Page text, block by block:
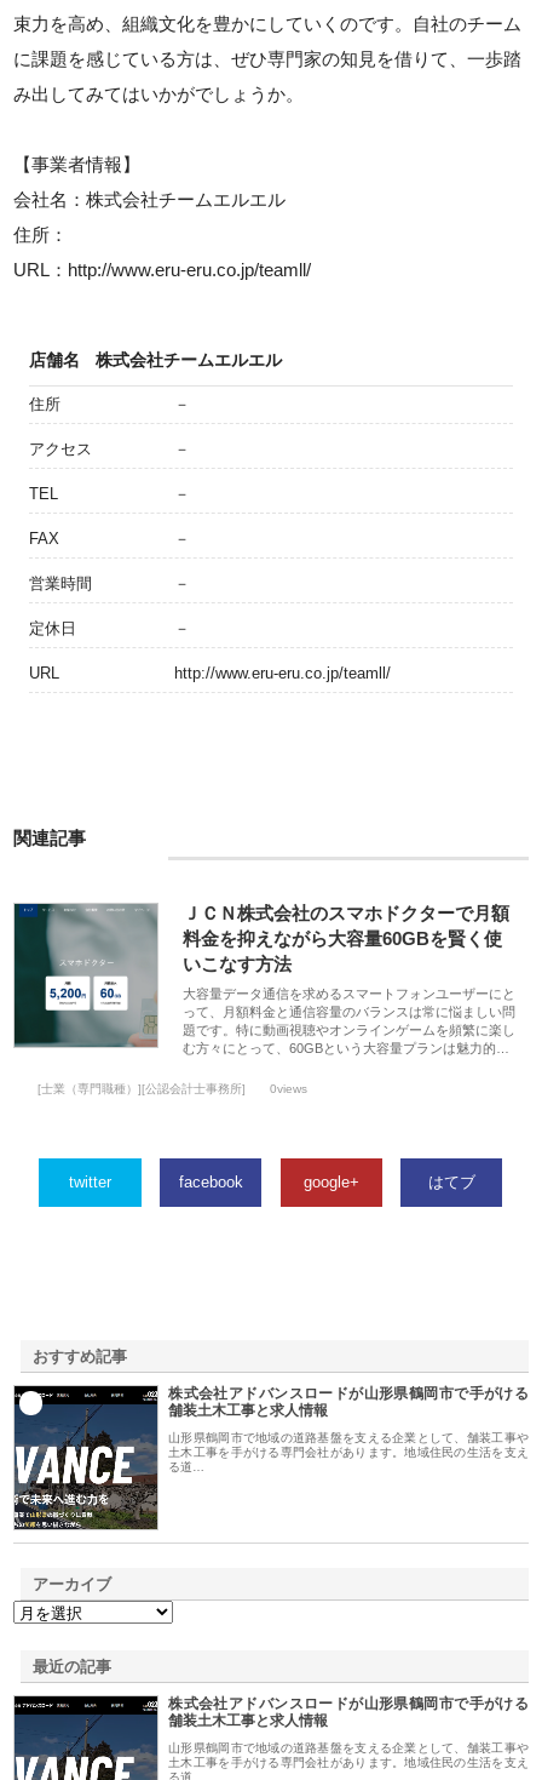
束力を高め、組織文化を豊かにしていくのです。自社のチーム
に課題を感じている方は、ぜひ専門家の知見を借りて、一歩踏
み出してみてはいかがでしょうか。
【事業者情報】
会社名：株式会社チームエルエル
住所：
URL：http://www.eru-eru.co.jp/teamll/
店舗名 株式会社チームエルエル
住所 －
アクセス －
TEL －
FAX －
営業時間 －
定休日 －
URL http://www.eru-eru.co.jp/teamll/
関連記事
ＪＣＮ株式会社のスマホドクターで月額
料金を抑えながら大容量60GBを賢く使
いこなす方法
大容量データ通信を求めるスマートフォンユーザーにと
って、月額料金と通信容量のバランスは常に悩ましい問
題です。特に動画視聴やオンラインゲームを頻繁に楽し
む方々にとって、60GBという大容量プランは魅力的…
[士業（専門職種）][公認会計士事務所] 0views
twitter facebook google+ はてブ
おすすめ記事
株式会社アドバンスロードが山形県鶴岡市で手がける
舗装土木工事と求人情報
山形県鶴岡市で地域の道路基盤を支える企業として、舗装工事や
土木工事を手がける専門会社があります。地域住民の生活を支え
る道…
アーカイブ
最近の記事
株式会社アドバンスロードが山形県鶴岡市で手がける
舗装土木工事と求人情報
山形県鶴岡市で地域の道路基盤を支える企業として、舗装工事や
土木工事を手がける専門会社があります。地域住民の生活を支え
る道…